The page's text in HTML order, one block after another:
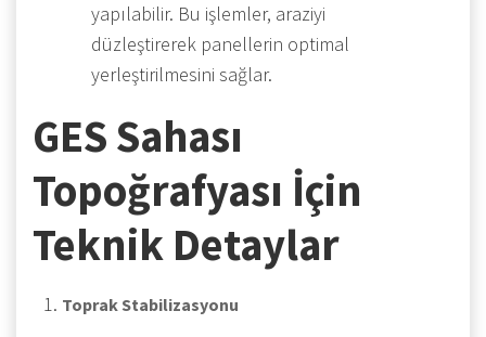
yapılabilir. Bu işlemler, araziyi
düzleştirerek panellerin optimal
yerleştirilmesini sağlar.
GES Sahası
Topoğrafyası İçin
Teknik Detaylar
Toprak Stabilizasyonu